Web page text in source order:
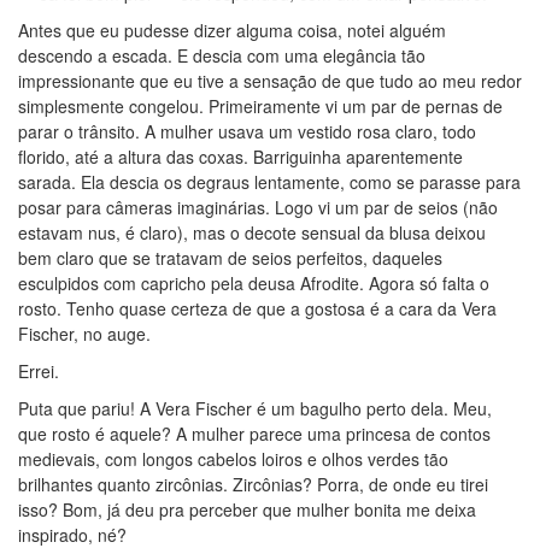
Antes que eu pudesse dizer alguma coisa, notei alguém
descendo a escada. E descia com uma elegância tão
impressionante que eu tive a sensação de que tudo ao meu redor
simplesmente congelou. Primeiramente vi um par de pernas de
parar o trânsito. A mulher usava um vestido rosa claro, todo
florido, até a altura das coxas. Barriguinha aparentemente
sarada. Ela descia os degraus lentamente, como se parasse para
posar para câmeras imaginárias. Logo vi um par de seios (não
estavam nus, é claro), mas o decote sensual da blusa deixou
bem claro que se tratavam de seios perfeitos, daqueles
esculpidos com capricho pela deusa Afrodite. Agora só falta o
rosto. Tenho quase certeza de que a gostosa é a cara da Vera
Fischer, no auge.
Errei.
Puta que pariu! A Vera Fischer é um bagulho perto dela. Meu,
que rosto é aquele? A mulher parece uma princesa de contos
medievais, com longos cabelos loiros e olhos verdes tão
brilhantes quanto zircônias. Zircônias? Porra, de onde eu tirei
isso? Bom, já deu pra perceber que mulher bonita me deixa
inspirado, né?